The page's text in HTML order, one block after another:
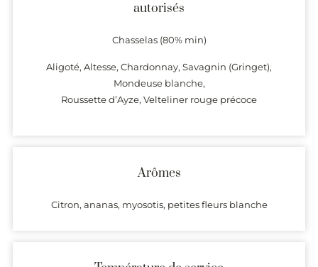
autorisés
Chasselas (80% min)
Aligoté, Altesse, Chardonnay, Savagnin (Gringet),
Mondeuse blanche,
Roussette d’Ayze, Velteliner rouge précoce
Arômes
Citron, ananas, myosotis, petites fleurs blanche